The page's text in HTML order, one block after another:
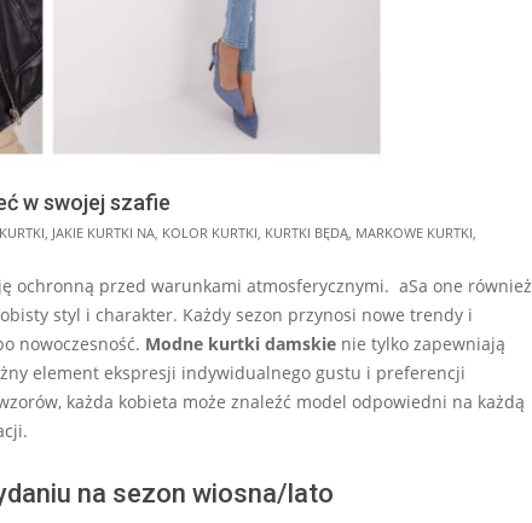
w swojej szafie
, JAKIE KURTKI NA, KOLOR KURTKI, KURTKI BĘDĄ, MARKOWE KURTKI,
ochronną przed warunkami atmosferycznymi. aSa one również
styl i charakter. Każdy sezon przynosi nowe trendy i
nowoczesność. Modne kurtki damskie nie tylko zapewniają
element ekspresji indywidualnego gustu i preferencji
każda kobieta może znaleźć model odpowiedni na każdą
na sezon wiosna/lato